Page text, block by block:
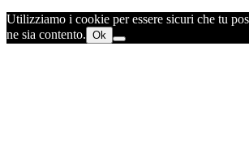
Utilizziamo i cookie per essere sicuri che tu
ne sia contento. Ok